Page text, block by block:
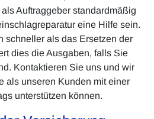
Auftraggeber standardmäßig
eine Hilfe sein.
schneller als das Ersetzen der
dies die Ausgaben, falls Sie
Kontaktieren Sie uns und wir
als unseren Kunden mit einer
unterstützen können.